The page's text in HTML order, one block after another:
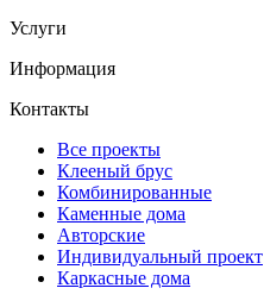
Услуги
Информация
Контакты
Все проекты
Клееный брус
Комбинированные
Каменные дома
Авторские
Индивидуальный проект
Каркасные дома